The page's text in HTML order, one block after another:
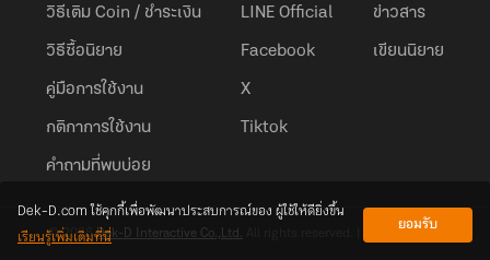
วิธีเติม Coin / ชำระเงิน
วิธีซื้อนิยาย
คู่มือการใช้งาน
กติกาการใช้งาน
คำถามที่พบบ่อย
LINE Official
Facebook
X
Tiktok
ข่าวสาร
เขียนนิยาย
© 2026Dek-D Interactive Co.,Ltd.
Dek-D.com ใช้คุกกี้เพื่อพัฒนาประสบการณ์ของ ผู้ใช้ให้ดียิ่งขึ้น
เรียนรู้เพิ่มเติมที่นี่
ยอมรับ